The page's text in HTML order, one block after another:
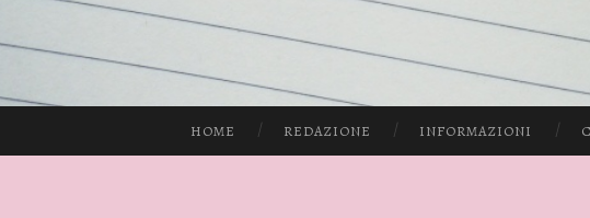
HOME REDAZIONE INFORMAZIONI